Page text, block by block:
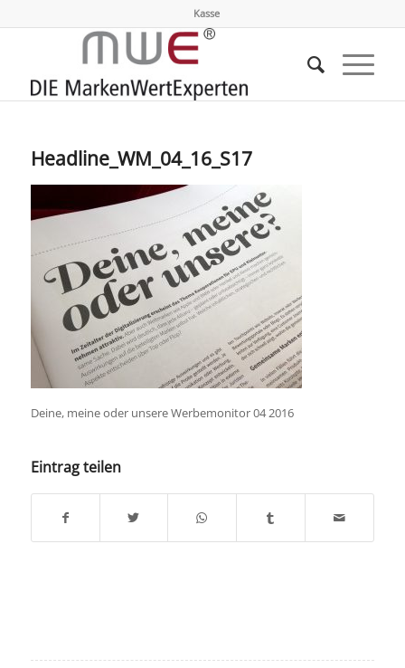
Kasse
Headline_WM_04_16_S17
Deine, meine oder unsere Werbemonitor 04 2016
Eintrag teilen